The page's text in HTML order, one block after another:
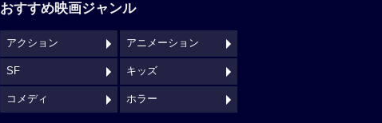
おすすめ映画ジャンル
アクション アニメーション
SF キッズ
コメディ ホラー